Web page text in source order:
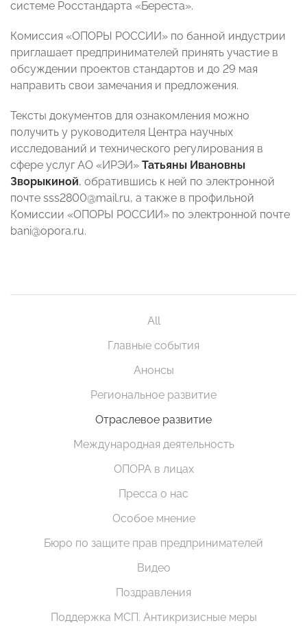
системе Росстандарта «Береста».
Комиссия «ОПОРЫ РОССИИ» по банной индустрии
приглашает предпринимателей принять участие в
обсуждении проектов стандартов и до 29 мая
направить свои замечания и предложения.
Тексты документов для ознакомления можно
получить у руководителя Центра научных
исследований и технического регулирования в
сфере услуг АО «ИРЭИ» Татьяны Ивановны
Зворыкиной, обратившись к ней по электронной
почте sss2800@mail.ru, а также в профильной
Комиссии «ОПОРЫ РОССИИ» по электронной почте
bani@opora.ru.
All
Главные события
Анонсы
Региональное развитие
Отраслевое развитие
Международная деятельность
ОПОРА в лицах
Пресса о нас
Особое мнение
Бюро по защите прав предпринимателей
Видео
Поздравления
Поддержка МСП. Антикризисные меры